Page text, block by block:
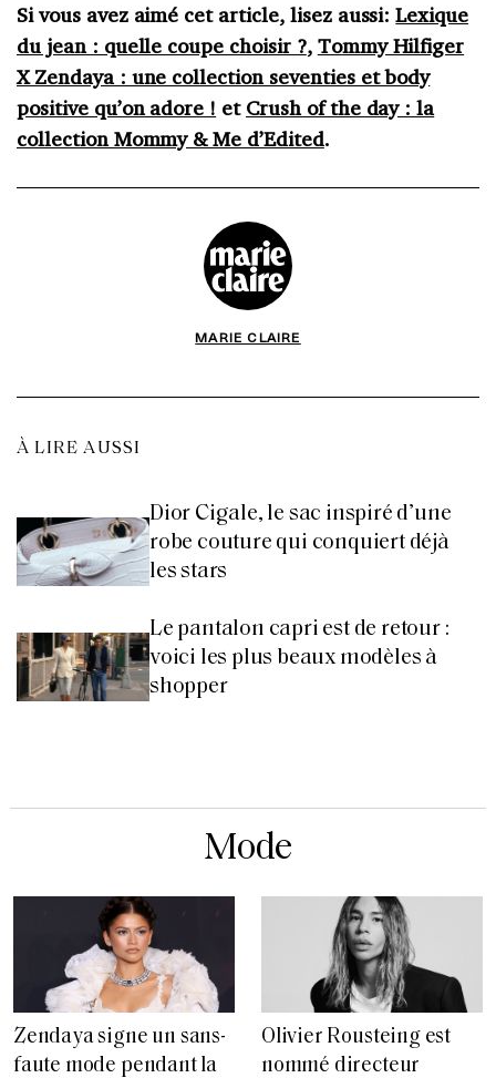
Si vous avez aimé cet article, lisez aussi:Lexique
du jean : quelle coupe choisir ?, Tommy Hilfiger
X Zendaya : une collection seventies et body
positive qu’on adore ! et Crush of the day : la
collection Mommy & Me d’Edited.
MARIE CLAIRE
À LIRE AUSSI
Dior Cigale, le sac inspiré d’une
robe couture qui conquiert déjà
les stars
Le pantalon capri est de retour :
voici les plus beaux modèles à
shopper
Mode
Zendaya signe un sans-
faute mode pendant la
Olivier Rousteing est
nommé directeur